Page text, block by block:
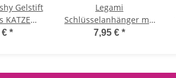
Gelstift
KATZE
Gel Pen
€ *
Legami
Schlüsselanhänger mit
Super Soft Plüschtier
7,95 € *